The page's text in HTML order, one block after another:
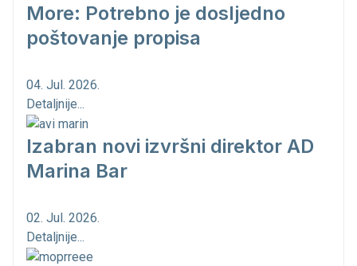
More: Potrebno je dosljedno
poštovanje propisa
04. Jul. 2026.
Detaljnije...
Izabran novi izvršni direktor AD
Marina Bar
02. Jul. 2026.
Detaljnije...